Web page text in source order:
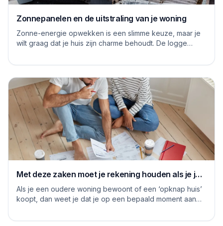
Zonnepanelen en de uitstraling van je woning
Zonne-energie opwekken is een slimme keuze, maar je
wilt graag dat je huis zijn charme behoudt. De logge
Met deze zaken moet je rekening houden als je je
huis grondig gaat renoveren
Als je een oudere woning bewoont of een ‘opknap huis’
koopt, dan weet je dat je op een bepaald moment aan